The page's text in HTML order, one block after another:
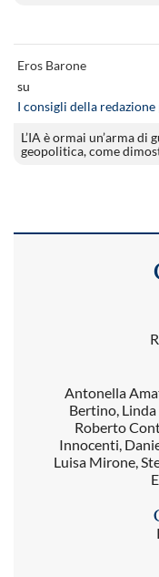
Eros Barone
su
I consigli della redazione
L’IA è ormai un’arma di
geopolitica, come
Antonella
Bertino,
Roberto
Innocenti,
Luisa Mirone,